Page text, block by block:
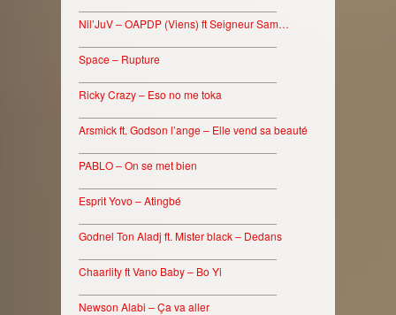
Nil’JuV – OAPDP (Viens) ft Seigneur Sam…
Space – Rupture
Ricky Crazy – Eso no me toka
Arsmick ft. Godson l’ange – Elle vend sa beauté
PABLO – On se met bien
Esprit Yovo – Atingbé
Godnel Ton Aladj ft. Mister black – Dedans
Chaarlity ft Vano Baby – Bo Yi
Newson Alabi – Ça va aller